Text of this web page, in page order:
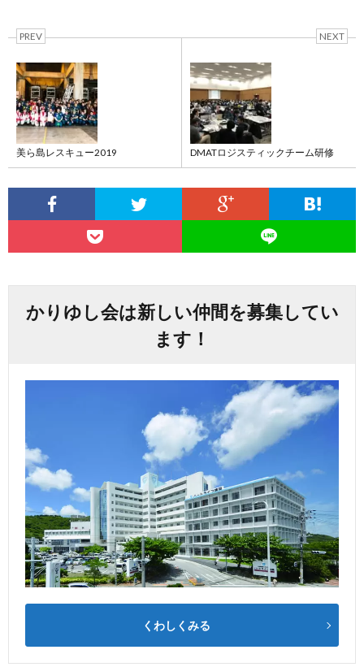
PREV
美ら島レスキュー2019
NEXT
DMATロジスティックチーム研修
かりゆし会は新しい仲間を募集してい
ます！
くわしくみる